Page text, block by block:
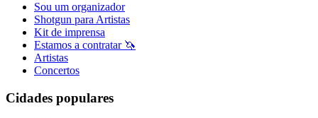
Sou um organizador
Shotgun para Artistas
Kit de imprensa
Estamos a contratar 🦄
Artistas
Concertos
Cidades populares